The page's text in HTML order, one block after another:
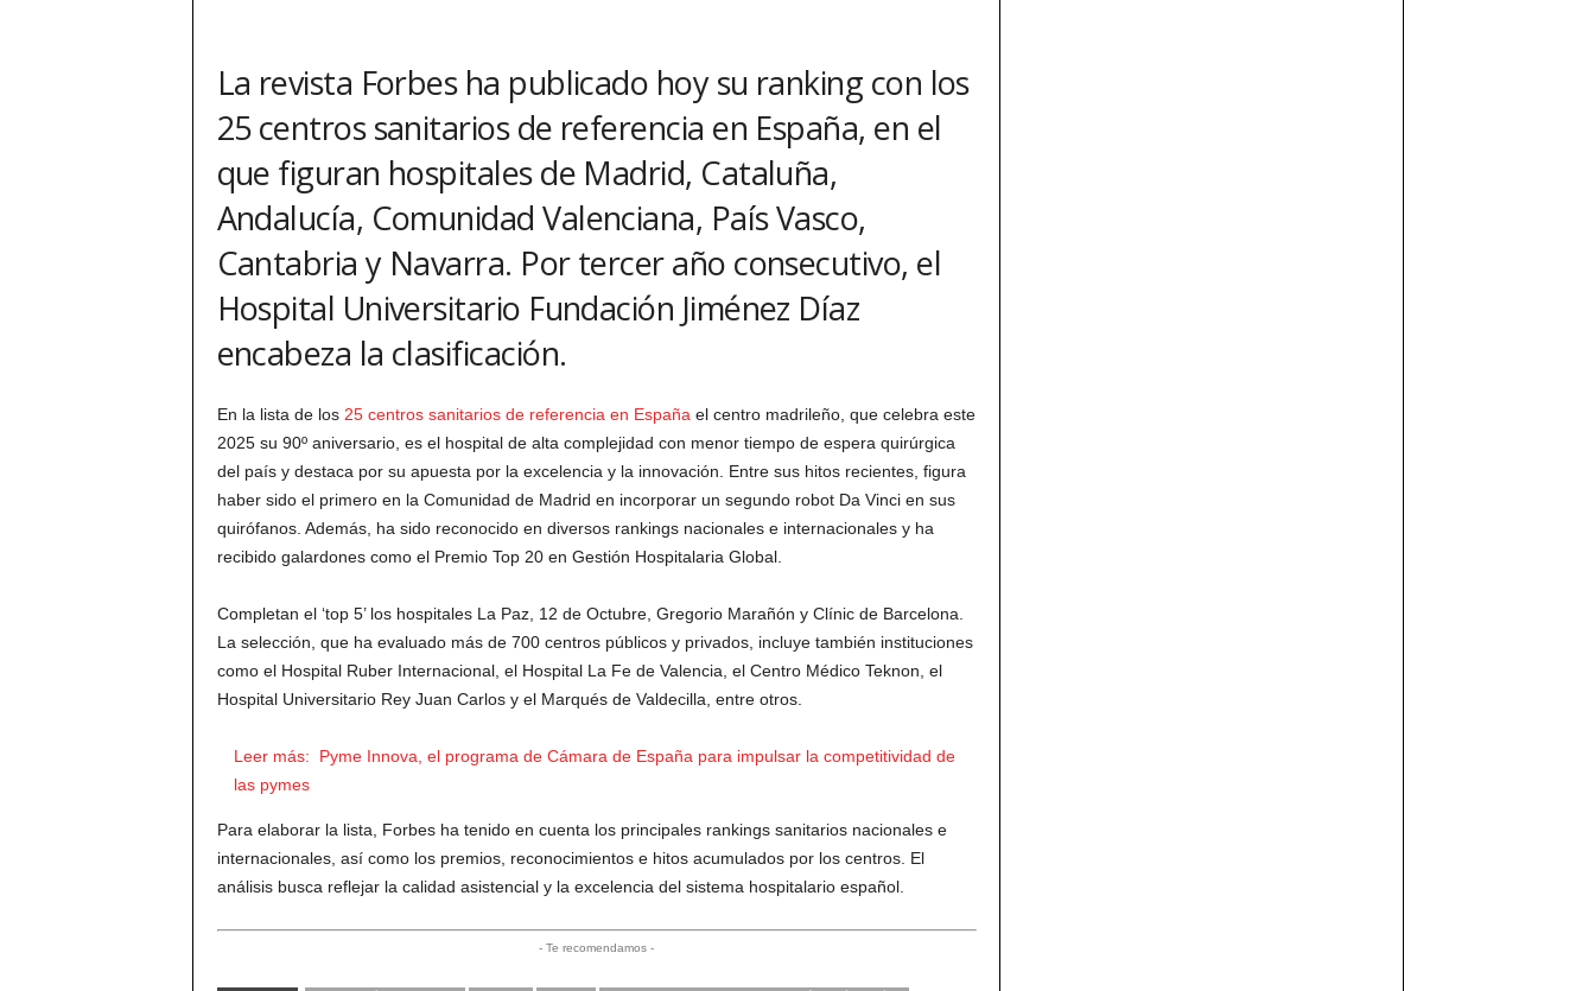
La revista Forbes ha publicado hoy su ranking con los
25 centros sanitarios de referencia en España, en el
que figuran hospitales de Madrid, Cataluña,
Andalucía, Comunidad Valenciana, País Vasco,
Cantabria y Navarra. Por tercer año consecutivo, el
Hospital Universitario Fundación Jiménez Díaz
encabeza la clasificación.
En la lista de los 25 centros sanitarios de referencia en Españael centro madrileño, que celebra este
2025 su 90º aniversario, es el hospital de alta complejidad con menor tiempo de espera quirúrgica
del país y destaca por su apuesta por la excelencia y la innovación. Entre sus hitos recientes, figura
haber sido el primero en la Comunidad de Madrid en incorporar un segundo robot Da Vinci en sus
quirófanos. Además, ha sido reconocido en diversos rankings nacionales e internacionales y ha
recibido galardones como el Premio Top 20 en Gestión Hospitalaria Global.
Completan el ‘top 5’ los hospitales La Paz, 12 de Octubre, Gregorio Marañón y Clínic de Barcelona.
La selección, que ha evaluado más de 700 centros públicos y privados, incluye también instituciones
como el Hospital Ruber Internacional, el Hospital La Fe de Valencia, el Centro Médico Teknon, el
Hospital Universitario Rey Juan Carlos y el Marqués de Valdecilla, entre otros.
Leer más:
Pyme Innova, el programa de Cámara de España para impulsar la competitividad de
las pymes
Para elaborar la lista, Forbes ha tenido en cuenta los principales rankings sanitarios nacionales e
internacionales, así como los premios, reconocimientos e hitos acumulados por los centros. El
análisis busca reflejar la calidad asistencial y la excelencia del sistema hospitalario español.
- Te recomendamos -